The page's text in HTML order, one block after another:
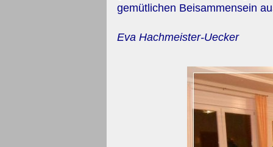
gemütlichen Beisammensein
Eva Hachmeister-Uecker